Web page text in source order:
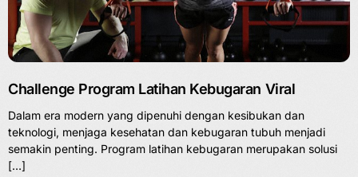
Challenge Program Latihan Kebugaran Viral
Dalam era modern yang dipenuhi dengan kesibukan dan
teknologi, menjaga kesehatan dan kebugaran tubuh menjadi
semakin penting. Program latihan kebugaran merupakan solusi
[…]